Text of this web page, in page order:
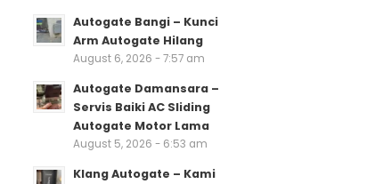
Autogate Bangi – Kunci
Arm Autogate Hilang
August 6, 2026 - 7:57 am
Autogate Damansara –
Servis Baiki AC Sliding
Autogate Motor Lama
August 5, 2026 - 6:53 am
Klang Autogate – Kami